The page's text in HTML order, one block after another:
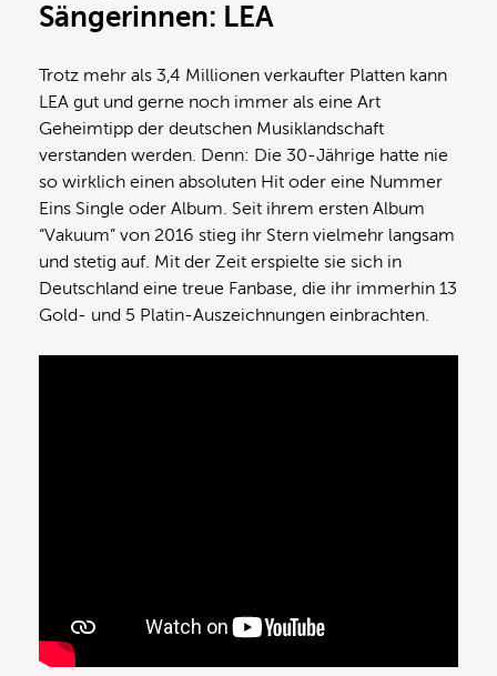
Sängerinnen: LEA
Trotz mehr als 3,4 Millionen verkaufter Platten kann
LEA gut und gerne noch immer als eine Art
Geheimtipp der deutschen Musiklandschaft
verstanden werden. Denn: Die 30-Jährige hatte nie
so wirklich einen absoluten Hit oder eine Nummer
Eins Single oder Album. Seit ihrem ersten Album
“Vakuum” von 2016 stieg ihr Stern vielmehr langsam
und stetig auf. Mit der Zeit erspielte sie sich in
Deutschland eine treue Fanbase, die ihr immerhin 13
Gold- und 5 Platin-Auszeichnungen einbrachten.